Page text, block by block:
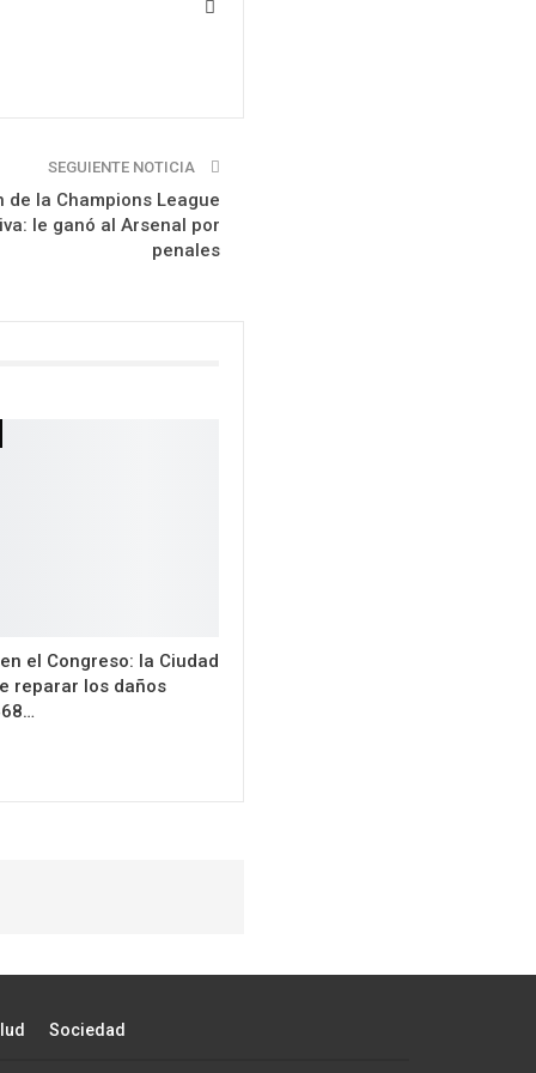
SEGUIENTE NOTICIA
de la Champions League
le ganó al Arsenal por
penales
el Congreso: la Ciudad
reparar los daños
Sociedad